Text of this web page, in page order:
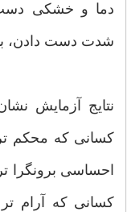
دما و خشکی
شدت دست دادن،
نتایج آزمایش
کسانی که محکم
احساسی برونگرا
کسانی که آرام